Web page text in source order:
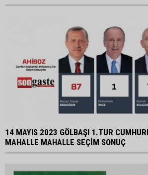
14 MAYIS 2023 GÖLBAŞI 1.TUR
MAHALLE MAHALLE SEÇİM SONUÇ